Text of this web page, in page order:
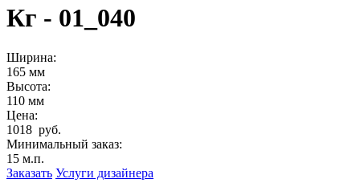
Кг - 01_040
Ширина:
165 мм
Высота:
110 мм
Цена:
1018 руб.
Минимальный заказ:
15 м.п.
Заказать Услуги дизайнера